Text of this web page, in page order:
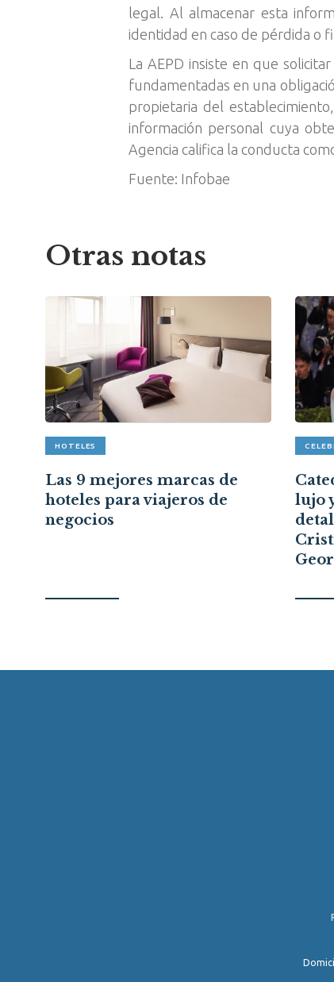
legal. Al almacenar esta
identidad en caso de pérdida o
La AEPD insiste en que
fundamentadas en una
propietaria del
información personal cuya
Agencia califica la conducta
Fuente: Infobae
Otras notas
HOTELES
Las 9 mejores marcas de
hoteles para viajeros de
negocios
lujo